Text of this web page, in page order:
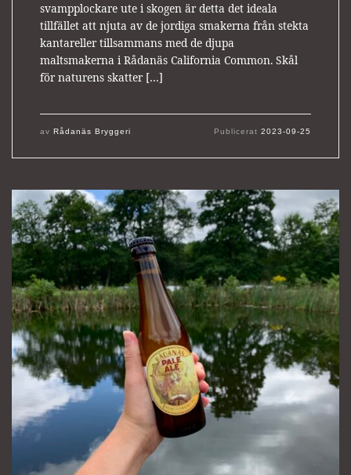
svampplockare ute i skogen är detta det ideala
tillfället att njuta av de jordiga smakerna från stekta
kantareller tillsammans med de djupa
maltsmakerna i Rådanäs California Common. Skål
för naturens skatter […]
av Rådanäs Bryggeri Publicerat2023-09-25